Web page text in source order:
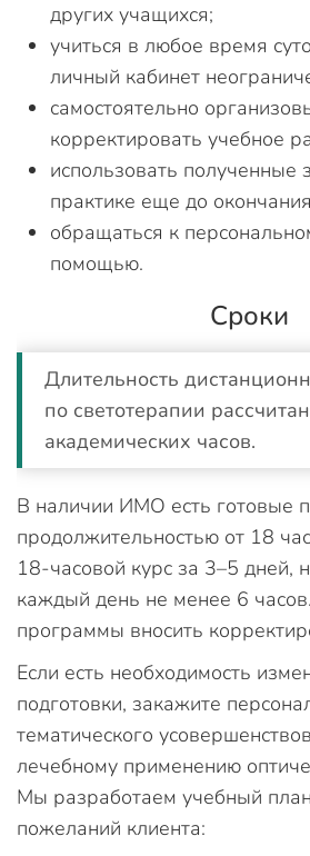
других учащихся;
учиться в любое время
личный кабинет
самостоятельно
корректировать учебное
использовать полученные
практике еще до
обращаться к
помощью.
Сроки
Длительность
по светотерапии
академических часов.
В наличии ИМО есть готовые
продолжительностью от 18
18-часовой курс за 3–5 дней,
каждый день не менее 6
программы вносить
Если есть необходимость
подготовки, закажите
тематического
лечебному применению
Мы разработаем учебный
пожеланий клиента: